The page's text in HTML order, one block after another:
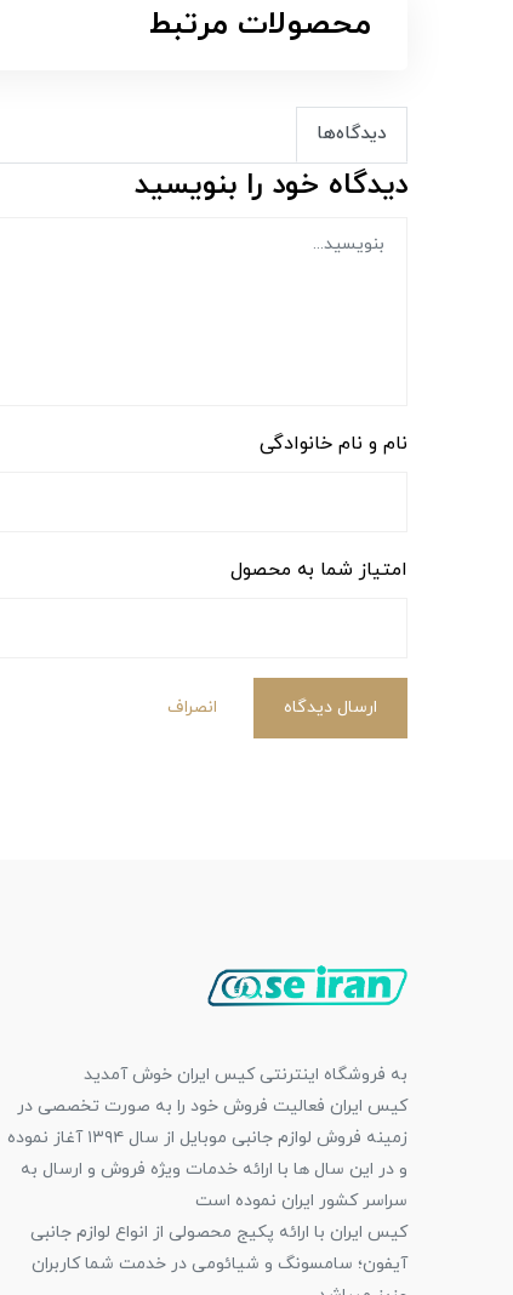
محصولات مرتبط
دیدگاه‌ها
دیدگاه خود را بنویسید
نام و نام خانوادگی
امتیاز شما به محصول
ارسال دیدگاه انصراف
به فروشگاه اینترنتی کیس ایران خوش آمدید
کیس ایران فعالیت فروش خود را به صورت تخصصی در
زمینه فروش لوازم جانبی موبایل از سال ۱۳۹۴ آغاز نموده
و در این سال ها با ارائه خدمات ویژه فروش و ارسال به
سراسر کشور ایران نموده است
کیس ایران با ارائه پکیج محصولی از انواع لوازم جانبی
آیفون؛ سامسونگ و شیائومی در خدمت شما کاربران